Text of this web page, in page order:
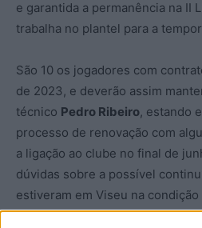
e garantida a permanência na II
trabalha no plantel para a
São 10 os jogadores com
de 2023, e deverão assim
técnico Pedro Ribeiro, estando
processo de renovação com
a ligação ao clube no final de
dúvidas sobre a possível
estiveram em Viseu na condição